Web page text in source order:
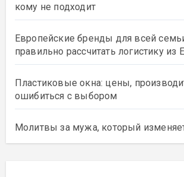
кому не подходит
Европейские бренды для всей
правильно рассчитать логистику из
Пластиковые окна: цены,
ошибиться с выбором
Молитвы за мужа, который